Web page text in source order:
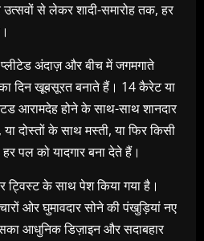
से लेकर शादी-समारोह तक, हर
अंदाज़ और बीच में जगमगाते
दिन खूबसूरत बनाते हैं। 14 कैरेट या
आरामदेह होने के साथ-साथ शानदार
दोस्तों के साथ मस्ती, या फिर किसी
पल को यादगार बना देते हैं।
ट्विस्ट के साथ पेश किया गया है।
ओर घुमावदार सोने की पंखुड़ियां नए
आधुनिक डिज़ाइन और सदाबहार